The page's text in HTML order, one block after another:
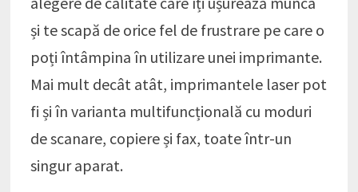
și te scapă de orice fel de frustrare pe care o
poți întâmpina în utilizare unei imprimante.
Mai mult decât atât, imprimantele laser pot
fi și în varianta multifuncțională cu moduri
de scanare, copiere și fax, toate într-un
singur aparat.